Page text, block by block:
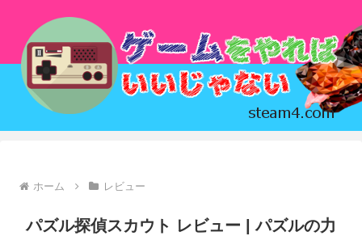
ホーム レビュー
パズル探偵スカウト レビュー | パズルの力